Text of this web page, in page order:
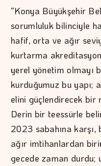
“Konya Büyükşehir
sorumluluk bilinciyle
hafif, orta ve ağır
kurtarma
yerel yönetim olmayı
kurduğumuz bu yapı;
elini güçlendirecek bir
Derin bir teessürle
2023 sabahına karşı,
ağır imtihanlardan
gecede zaman durdu;